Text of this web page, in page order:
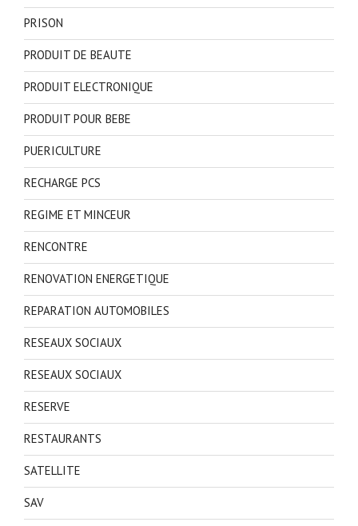
PRISON
PRODUIT DE BEAUTE
PRODUIT ELECTRONIQUE
PRODUIT POUR BEBE
PUERICULTURE
RECHARGE PCS
REGIME ET MINCEUR
RENCONTRE
RENOVATION ENERGETIQUE
REPARATION AUTOMOBILES
RESEAUX SOCIAUX
RESEAUX SOCIAUX
RESERVE
RESTAURANTS
SATELLITE
SAV